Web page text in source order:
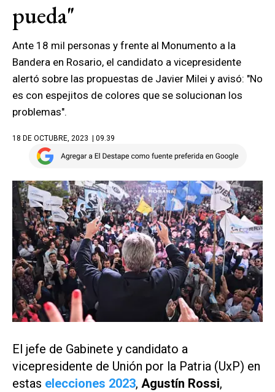
pueda"
Ante 18 mil personas y frente al Monumento a la
Bandera en Rosario, el candidato a vicepresidente
alertó sobre las propuestas de Javier Milei y avisó: "No
es con espejitos de colores que se solucionan los
problemas".
18 DE OCTUBRE, 2023 | 09.39
El jefe de Gabinete y candidato a
vicepresidente de Unión por la Patria (UxP) en
estas elecciones 2023, Agustín Rossi,